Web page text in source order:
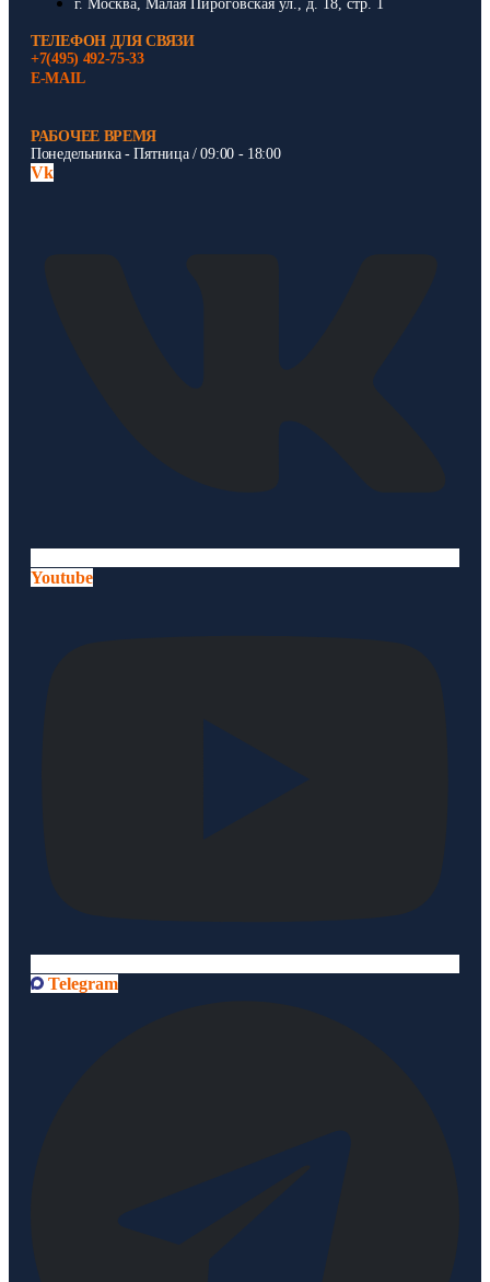
г. Москва, Малая Пироговская ул., д. 18, стр. 1
ТЕЛЕФОН ДЛЯ СВЯЗИ
+7(495) 492-75-33
E-MAIL
РАБОЧЕЕ ВРЕМЯ
Понедельника - Пятница / 09:00 - 18:00
Vk
Youtube
Telegram